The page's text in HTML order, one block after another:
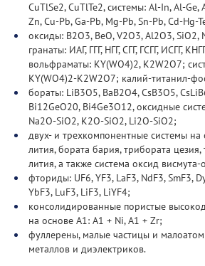
CuTlSe2, CuTlTe2, системы: Al-In, Al-Ge,
Zn, Cu-Pb, Ga-Pb, Mg-Pb, Sn-Pb, Cd-Hg-
оксиды: B2O3, BeO, V2O3, Al2O3, SiO2,
гранаты: ИАГ, ГГГ, НГГ, СГГ, ГСГГ, ИСГГ,
вольфраматы: KY(WO4)2, K2W2O7;
KY(WO4)2-K2W2O7; калий-титанил-
бораты: LiB3O5, BaB2O4, CsB3O5,
Bi12GeO20, Bi4Ge3O12, оксидные
Na2O-SiO2, K2O-SiO2, Li2O-SiO2;
двух- и трехкомпонентные системы на
лития, бората бария, трибората
лития, а также система оксид
фториды: UF6, YF3, LaF3, NdF3, SmF3,
YbF3, LuF3, LiF3, LiYF4;
консолидированные пористые
на основе А1: А1 + Ni, А1 + Zr;
фуллерены, малые частицы и
металлов и диэлектриков.